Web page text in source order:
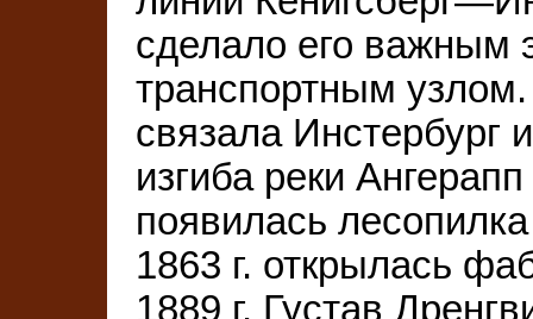
сделало его важным
транспортным
связала Инстербург
изгиба реки
появилась
1863 г. открылась
1889 г. Густав